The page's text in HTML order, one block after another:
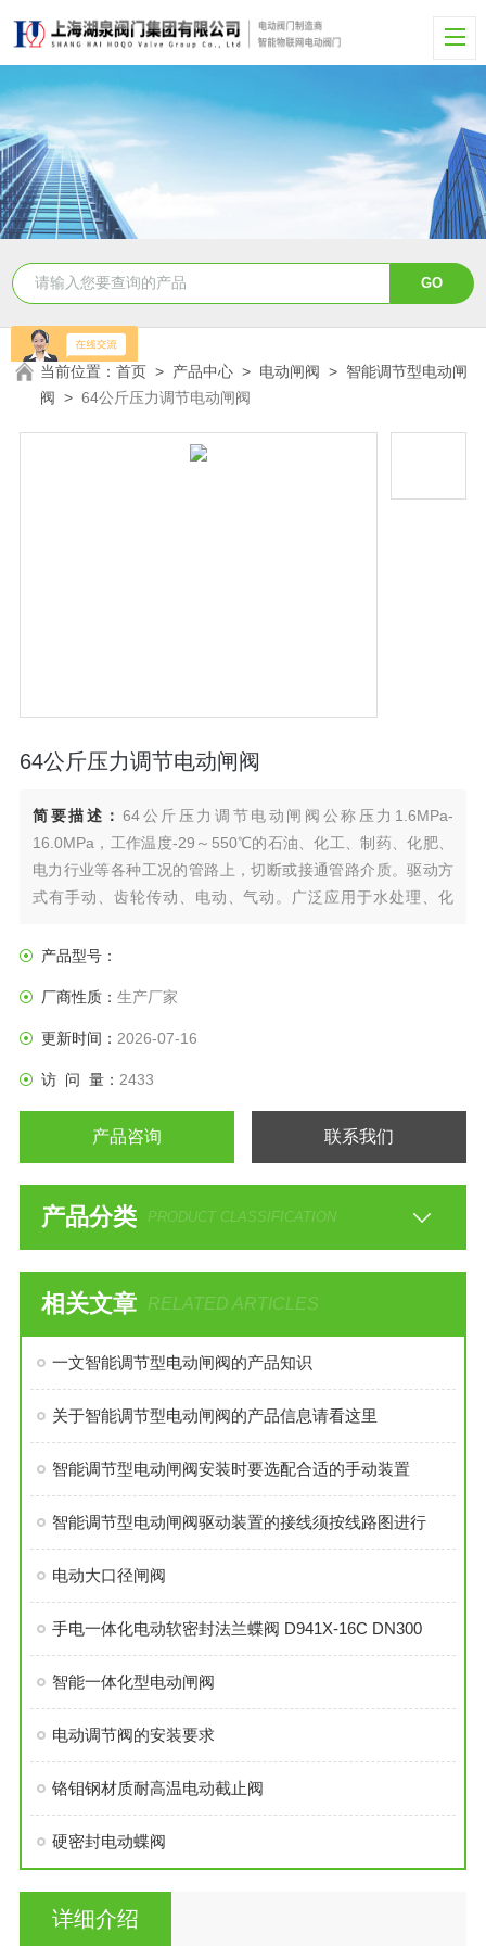
当前位置：首页 > 产品中心 > 电动闸阀 > 智能调节型电动闸
阀 >64公斤压力调节电动闸阀
64公斤压力调节电动闸阀
简要描述： 64公斤压力调节电动闸阀公称压力1.6MPa-
16.0MPa，工作温度-29～550℃的石油、化工、制药、化肥、
电力行业等各种工况的管路上，切断或接通管路介质。驱动方
式有手动、齿轮传动、电动、气动。广泛应用于水处理、化
全关，一般不用来调节流量，定做时允许作调节和节流。
产品型号：
厂商性质： 生产厂家
更新时间： 2026-07-16
访 问 量： 2433
产品咨询 联系我们
产品分类 PRODUCT CLASSIFICATION
相关文章 RELATED ARTICLES
一文智能调节型电动闸阀的产品知识
关于智能调节型电动闸阀的产品信息请看这里
智能调节型电动闸阀安装时要选配合适的手动装置
智能调节型电动闸阀驱动装置的接线须按线路图进行
电动大口径闸阀
手电一体化电动软密封法兰蝶阀 D941X-16C DN300
智能一体化型电动闸阀
电动调节阀的安装要求
铬钼钢材质耐高温电动截止阀
硬密封电动蝶阀
详细介绍